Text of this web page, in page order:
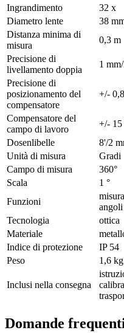
Ingrandimento
32 x
Diametro lente
38
Distanza minima di
misura
0,3 m
Precisione di
livellamento doppia
1
Precisione di
posizionamento del
compensatore
+/-
Compensatore del
campo di lavoro
+/- 15
Dosenlibelle
8'/2
Unità di misura
Gradi
Campo di misura
360°
Scala
1 °
Funzioni
angoli
Tecnologia
ottica
Materiale
Indice di protezione
IP 54
Peso
1,6 kg
Inclusi nella consegna
Domande